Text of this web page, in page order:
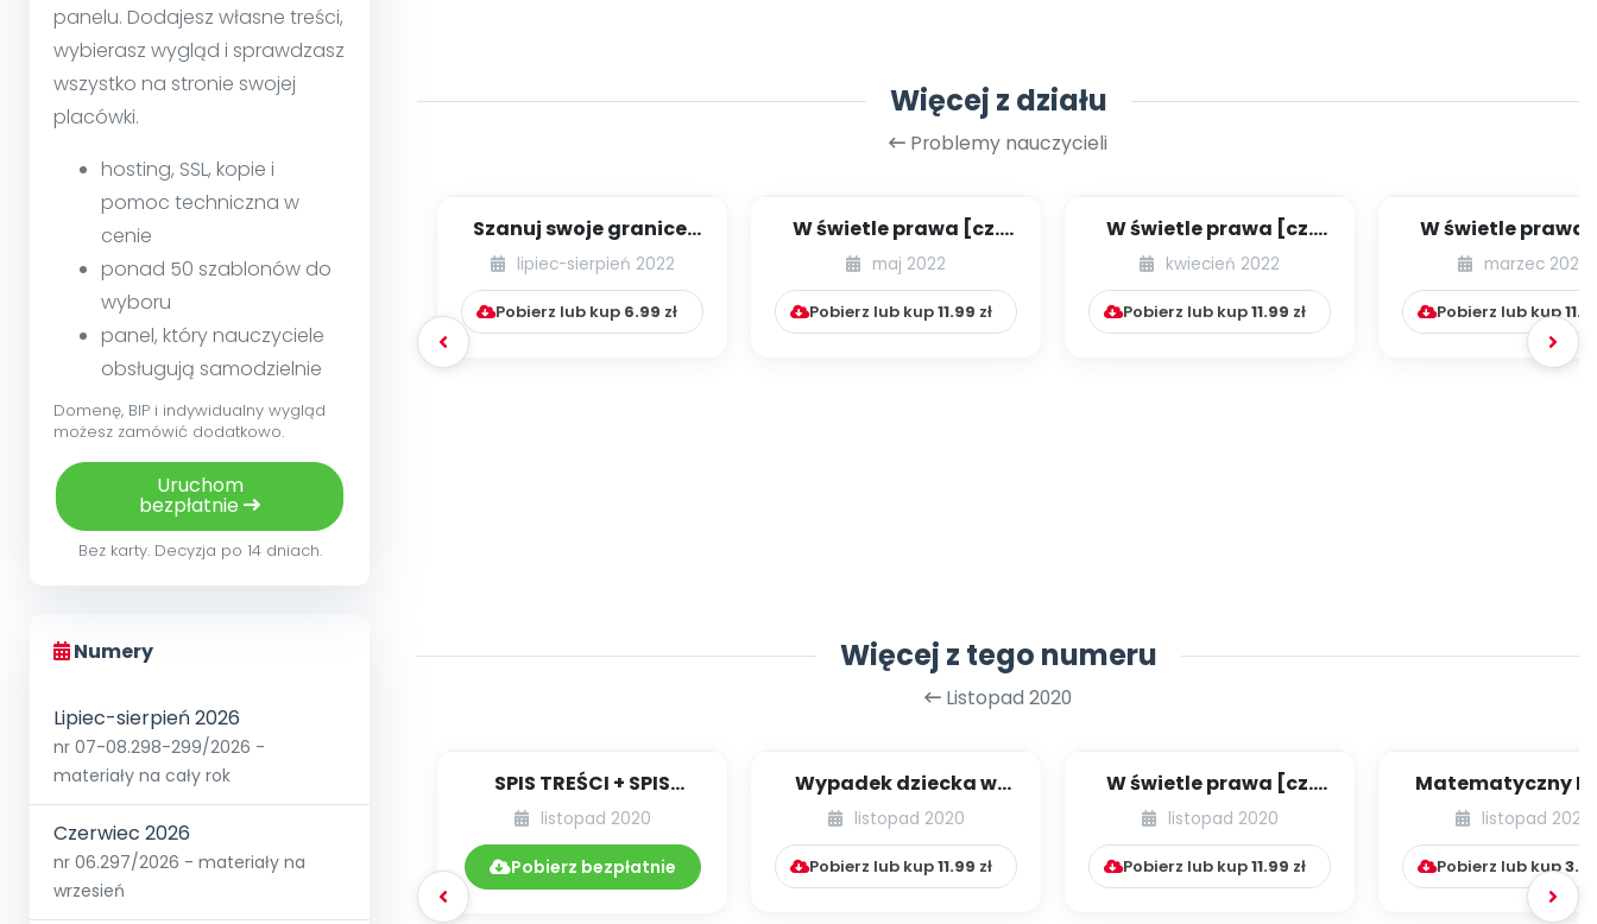
panelu. Dodajesz własne treści,
wybierasz wygląd i sprawdzasz
wszystko na stronie swojej
placówki.
hosting, SSL, kopie i
pomoc techniczna w
cenie
ponad 50 szablonów do
wyboru
panel, który nauczyciele
obsługują samodzielnie
Domenę, BIP i indywidualny wygląd
możesz zamówić dodatkowo.
Uruchom
bezpłatnie
Bez karty. Decyzja po 14 dniach.
Numery
Lipiec-sierpień 2026
nr 07-08.298-299/2026 -
materiały na cały rok
Czerwiec 2026
nr 06.297/2026 - materiały na
wrzesień
Więcej z działu
Problemy nauczycieli
Szanuj swoje granice.
Szanuj granice innych.
Granice os...
lipiec-sierpień 2022
Pobierz lub kup 6.99 zł
W świetle prawa [cz.
54] [kącik eksperta]
maj 2022
Pobierz lub kup11.99 zł
W świetle prawa [cz.
53] [kącik eksperta]
kwiecień 2022
Pobierz lub kup11.99 zł
W świetle prawa
52] [kącikmarzec 2022
Pobierz lub kup
Więcej z tego numeru
Listopad 2020
SPIS TREŚCI + SPIS
POMOCY
DYDAKTYCZNYCH
11.230/2020
listopad 2020
Pobierz bezpłatnie
Wypadek dziecka w
przedszkolu –
procedury, działania,
d...
listopad 2020
Pobierz lub kup11.99 zł
W świetle prawa [cz.
42] [kącik eksperta]
listopad 2020
Pobierz lub kup11.99 zł
Matematyczny
Pani Zuzi [cz.
listopad 2020
Pobierz lub kup